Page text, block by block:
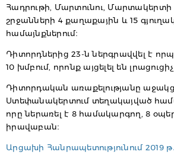
Հադրութի, Մարտունու, Մարտակերտի
շրջանների 4 քաղաքային և 15
համայնքներում։
Դիտորդներից 23-ն ներգրավվել է
10 խմբում, որոնք այցելել են
Դիտորդական առաքելությանը
Ստեփանակերտում տեղակայված
որը ներառել է 8 համակարգող, 8
իրավաբան։
Արցախի Հանրապետությունում 2019